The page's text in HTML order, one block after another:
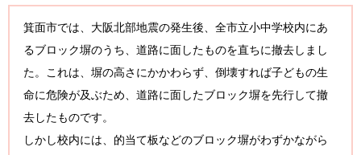
箕面市では、大阪北部地震の発生後、全市立小中学校内にあ
るブロック塀のうち、道路に面したものを直ちに撤去しまし
た。これは、塀の高さにかかわらず、倒壊すれば子どもの生
命に危険が及ぶため、道路に面したブロック塀を先行して撤
去したものです。
しかし校内には、的当て板などのブロック塀がわずかながら